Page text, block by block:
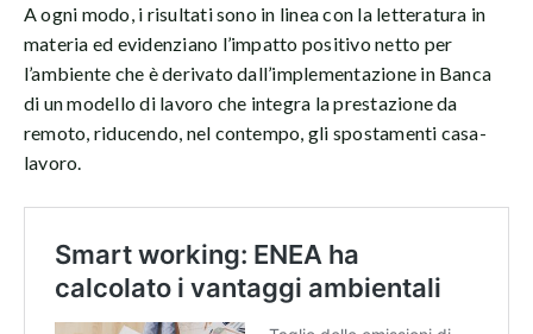
A ogni modo, i risultati sono in linea con la letteratura in
materia ed evidenziano l’impatto positivo netto per
l’ambiente che è derivato dall’implementazione in Banca
di un modello di lavoro che integra la prestazione da
remoto, riducendo, nel contempo, gli spostamenti casa-
lavoro.